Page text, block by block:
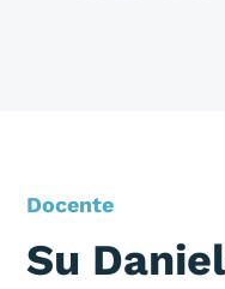
Docente
Su